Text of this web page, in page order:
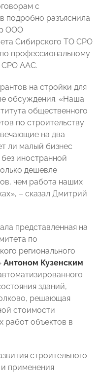
с
подробно разъяснила
ООО
Сибирского ТО СРО
профессиональному
СРО ААС.
на стройки для
обсуждения. «Наша
общественного
по строительству
на два
ли малый бизнес
иностранной
дешевле
чем работа наших
– сказал Дмитрий
представленная на
по
регионального
Антоном Кузенским
зданий,
решающая
стоимости
работ объектов в
строительного
и применения